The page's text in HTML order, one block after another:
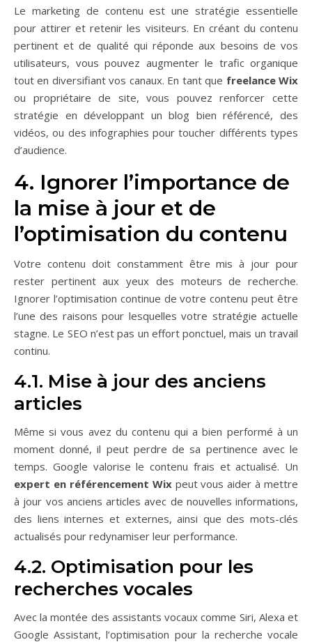
Le marketing de contenu est une stratégie essentielle
pour attirer et retenir les visiteurs. En créant du contenu
pertinent et de qualité qui réponde aux besoins de vos
utilisateurs, vous pouvez augmenter le trafic organique
tout en diversifiant vos canaux. En tant que freelance Wix
ou propriétaire de site, vous pouvez renforcer cette
stratégie en développant un blog bien référencé, des
vidéos, ou des infographies pour toucher différents types
d’audience.
4. Ignorer l’importance de
la mise à jour et de
l’optimisation du contenu
Votre contenu doit constamment être mis à jour pour
rester pertinent aux yeux des moteurs de recherche.
Ignorer l’optimisation continue de votre contenu peut être
l’une des raisons pour lesquelles votre stratégie actuelle
stagne. Le SEO n’est pas un effort ponctuel, mais un travail
continu.
4.1. Mise à jour des anciens
articles
Même si vous avez du contenu qui a bien performé à un
moment donné, il peut perdre de sa pertinence avec le
temps. Google valorise le contenu frais et actualisé. Un
expert en référencement Wixpeut vous aider à mettre
à jour vos anciens articles avec de nouvelles informations,
des liens internes et externes, ainsi que des mots-clés
actualisés pour redynamiser leur performance.
4.2. Optimisation pour les
recherches vocales
Avec la montée des assistants vocaux comme Siri, Alexa et
Google Assistant, l’optimisation pour la recherche vocale